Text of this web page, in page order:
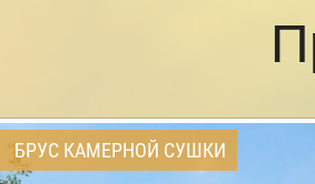
БРУС КАМЕРНОЙ СУШКИ